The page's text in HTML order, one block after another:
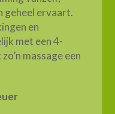
geheel ervaart.
en
met een 4-
massage een